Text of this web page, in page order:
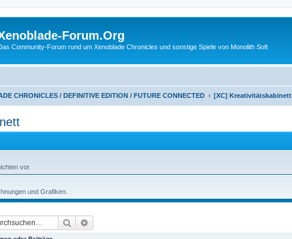
Forum.Org
Community-Forum rund um Xenoblade Chronicles und sonstige Spiele von Monolith Soft
CHRONICLES / DEFINITIVE EDITION / FUTURE CONNECTED [XC] Kreativitätskabinett
vor.
und Grafiken.
Suche